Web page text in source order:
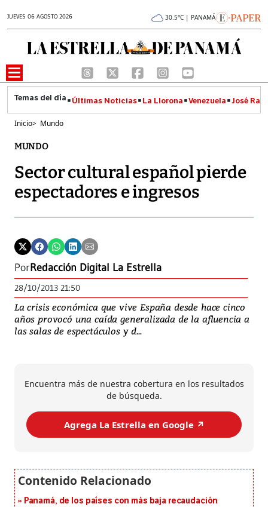
JUEVES 06 AGOSTO 2026 30.5°C | PANAMÁ
Últimas Noticias La Llorona Venezuela José
Inicio> Mundo
MUNDO
Sector cultural español pierde
espectadores e ingresos
PorRedacción Digital La Estrella
28/10/2013 21:50
La crisis económica que vive España desde hace cinco
años provocó una caída generalizada de la afluencia a
las salas de espectáculos y d...
Encuentra más de nuestra cobertura en los resultados
de búsqueda.
Agrega La Estrella en Google ↗️
Panamá, de los países con más baja recaudación